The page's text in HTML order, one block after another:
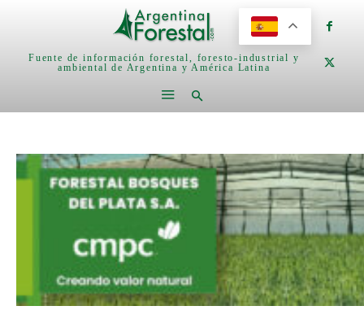
Fuente de información forestal, foresto-industrial y
ambiental de Argentina y América Latina